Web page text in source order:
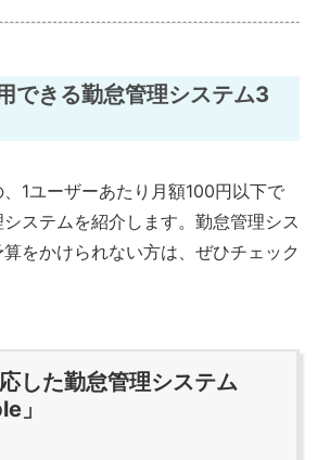
できる勤怠管理システム3
1ユーザーあたり月額100円以下で
ステムを紹介します。勤怠管理シス
をかけられない方は、ぜひチェック
した勤怠管理システム
」